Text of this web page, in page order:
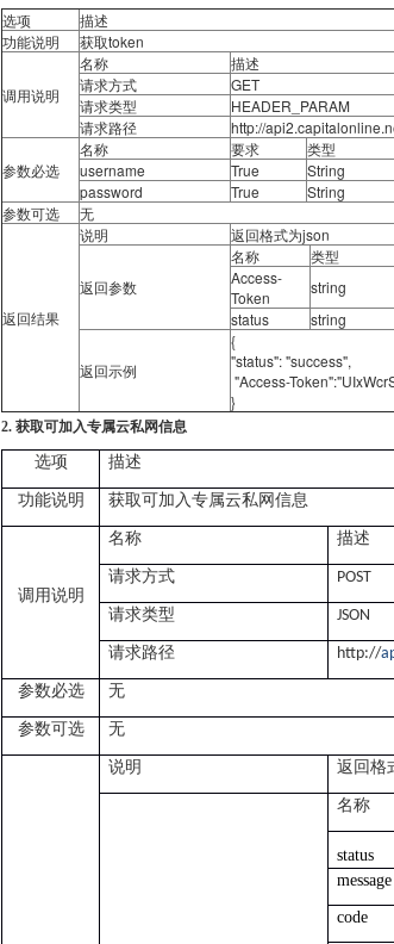
选项
描述
功能说明
获取token
调用说明
名称
描述
请求方式
GET
请求类型
HEADER_PARAM
请求路径
http://
参数必选
名称 要求 类型
username
True String
password
True String
参数可选
无
返回结果
说明 返回格式为json
返回参数
名称 类型
Access-
Token
string
status
string
返回示例
{
"status": "success",
"Access-
}
2. 获取可加入专属云私网信息
选项 描述
功能说明 获取可加入专属云私网信息
调用说明
名称 描述
请求方式 POST
请求类型 JSON
请求路径 http://
参数必选 无
参数可选 无
说明 返回格
名称
status
message
code